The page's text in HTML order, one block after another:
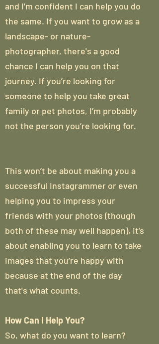
and I'm confident I can help you do
the same. If you want to grow as a
landscape- or nature-
photographer, there's a good
chance I can help you on that
journey. If you’re looking for
someone to help you take great
family or pet photos, I’m probably
not the person you’re looking for.
This won’t be about making you a
successful Instagrammer or even
helping you to impress your
friends with your photos (though
both of these may well happen), it’s
about enabling you to learn to take
images that you’re happy with
because at the end of the day
that's what counts.
How Can I Help You?
So, what do you want to learn?